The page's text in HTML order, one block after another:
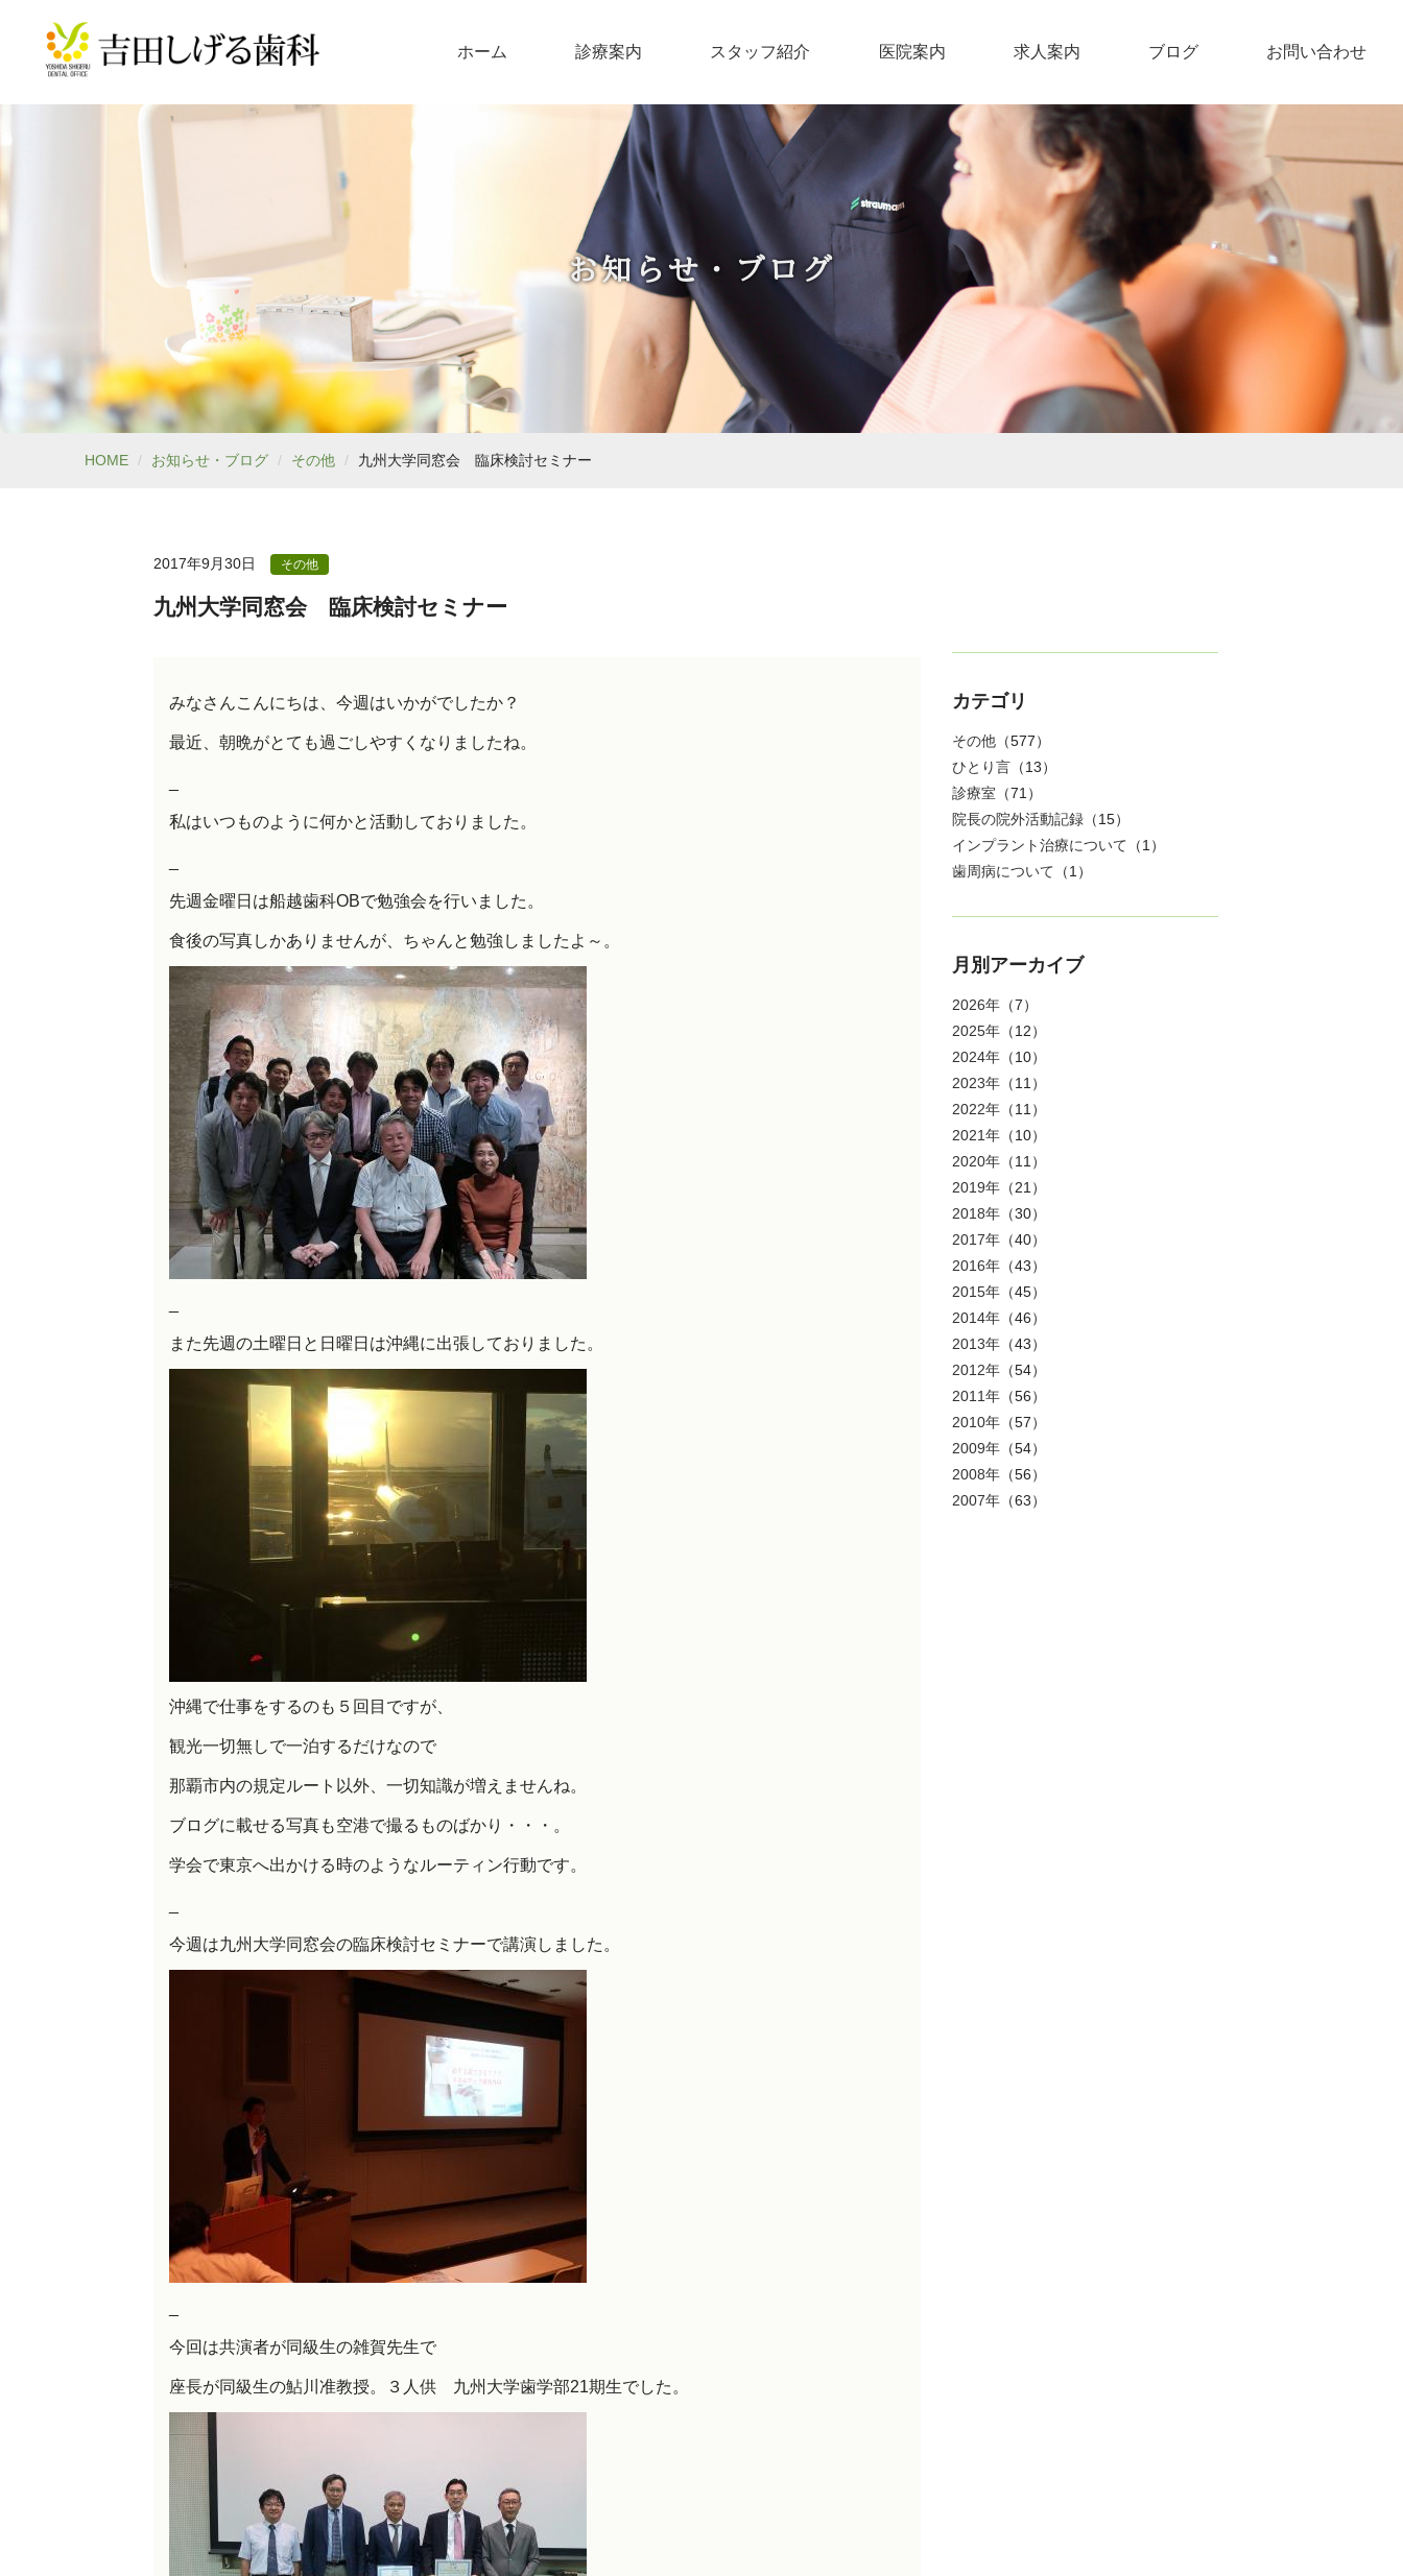
ホーム 診療案内 スタッフ紹介 医院案内 求人案内 ブログ お問い合わせ
お知らせ・ブログ
HOME お知らせ・ブログ その他 九州大学同窓会 臨床検討セミナー
2017年9月30日 その他
九州大学同窓会 臨床検討セミナー
みなさんこんにちは、今週はいかがでしたか？
最近、朝晩がとても過ごしやすくなりましたね。
私はいつものように何かと活動しておりました。
先週金曜日は船越歯科OBで勉強会を行いました。
食後の写真しかありませんが、ちゃんと勉強しましたよ～。
また先週の土曜日と日曜日は沖縄に出張しておりました。
沖縄で仕事をするのも５回目ですが、
観光一切無しで一泊するだけなので
那覇市内の規定ルート以外、一切知識が増えませんね。
ブログに載せる写真も空港で撮るものばかり・・・。
学会で東京へ出かける時のようなルーティン行動です。
今週は九州大学同窓会の臨床検討セミナーで講演しました。
今回は共演者が同級生の雑賀先生で
座長が同級生の鮎川准教授。３人供 九州大学歯学部21期生でした。
カテゴリ
その他 （577）
ひとり言 （13）
診療室 （71）
院長の院外活動記録 （15）
インプラント治療について （1）
歯周病について （1）
月別アーカイブ
2026年 （7）
2025年 （12）
2024年 （10）
2023年 （11）
2022年 （11）
2021年 （10）
2020年 （11）
2019年 （21）
2018年 （30）
2017年 （40）
2016年 （43）
2015年 （45）
2014年 （46）
2013年 （43）
2012年 （54）
2011年 （56）
2010年 （57）
2009年 （54）
2008年 （56）
2007年 （63）